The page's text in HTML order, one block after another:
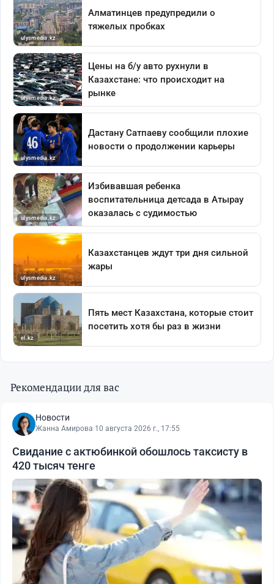
Рекомендации для вас
Новости
Жанна Амирова·10 августа 2026 г., 17:55
Свидание с актюбинкой обошлось таксисту в
420 тысяч тенге